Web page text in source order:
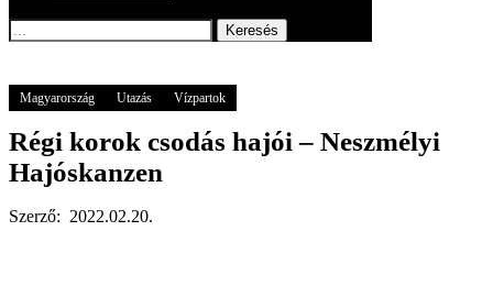
Keresés
Magyarország Utazás Vízpartok
Régi korok csodás hajói – Neszmélyi
Hajóskanzen
Szerző: 2022.02.20.